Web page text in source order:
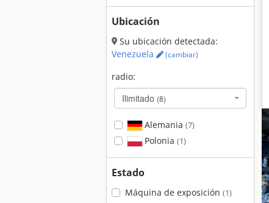
Ubicación
Su ubicación detectada:
Venezuela
(cambiar)
radio:
Ilimitado (8)
Alemania (7)
Polonia (1)
Estado
Máquina de exposición (1)